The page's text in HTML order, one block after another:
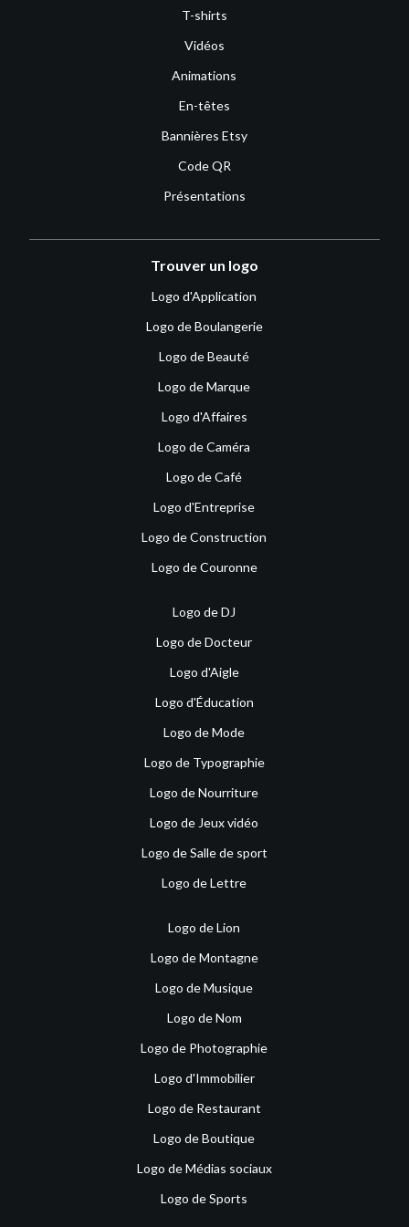
T-shirts
Vidéos
Animations
En-têtes
Bannières Etsy
Code QR
Présentations
Trouver un logo
Logo d'Application
Logo de Boulangerie
Logo de Beauté
Logo de Marque
Logo d'Affaires
Logo de Caméra
Logo de Café
Logo d'Entreprise
Logo de Construction
Logo de Couronne
Logo de DJ
Logo de Docteur
Logo d'Aigle
Logo d'Éducation
Logo de Mode
Logo de Typographie
Logo de Nourriture
Logo de Jeux vidéo
Logo de Salle de sport
Logo de Lettre
Logo de Lion
Logo de Montagne
Logo de Musique
Logo de Nom
Logo de Photographie
Logo d'Immobilier
Logo de Restaurant
Logo de Boutique
Logo de Médias sociaux
Logo de Sports